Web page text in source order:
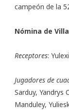
campeón de la
Nómina de
Receptores:
Jugadores de
Sarduy, Yandrys
Manduley,